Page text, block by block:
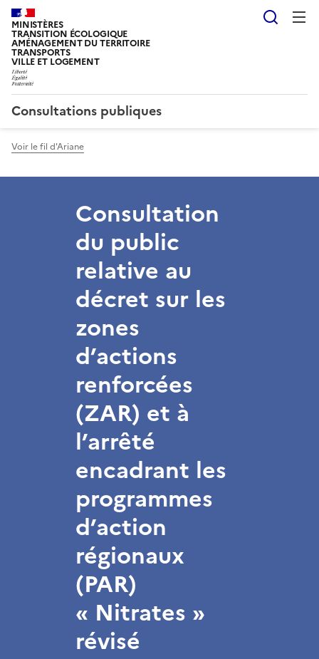
MINISTÈRES
TRANSITION ÉCOLOGIQUE
AMÉNAGEMENT DU TERRITOIRE
TRANSPORTS
VILLE ET LOGEMENT
Consultations publiques
Voir le fil d'Ariane
Consultation
du public
relative au
décret sur les
zones
d’actions
renforcées
(ZAR) et à
l’arrêté
encadrant les
programmes
d’action
régionaux
(PAR)
« Nitrates »
révisé